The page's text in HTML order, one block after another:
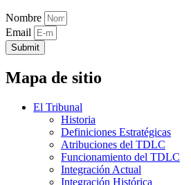
Nombre
Email
Submit
Mapa de sitio
El Tribunal
Historia
Definiciones Estratégicas
Atribuciones del TDLC
Funcionamiento del TDLC
Integración Actual
Integración Histórica